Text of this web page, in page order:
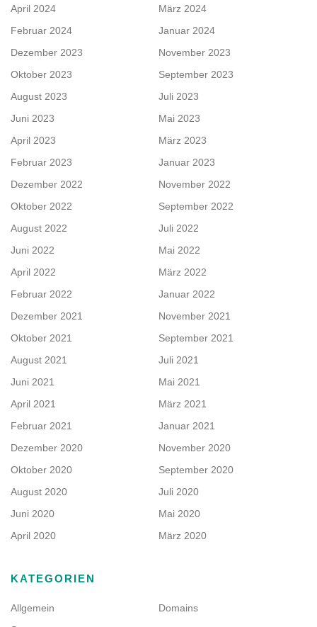
April 2024
März 2024
Februar 2024
Januar 2024
Dezember 2023
November 2023
Oktober 2023
September 2023
August 2023
Juli 2023
Juni 2023
Mai 2023
April 2023
März 2023
Februar 2023
Januar 2023
Dezember 2022
November 2022
Oktober 2022
September 2022
August 2022
Juli 2022
Juni 2022
Mai 2022
April 2022
März 2022
Februar 2022
Januar 2022
Dezember 2021
November 2021
Oktober 2021
September 2021
August 2021
Juli 2021
Juni 2021
Mai 2021
April 2021
März 2021
Februar 2021
Januar 2021
Dezember 2020
November 2020
Oktober 2020
September 2020
August 2020
Juli 2020
Juni 2020
Mai 2020
April 2020
März 2020
KATEGORIEN
Allgemein
Domains